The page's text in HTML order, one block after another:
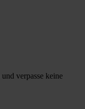
verpasse keine